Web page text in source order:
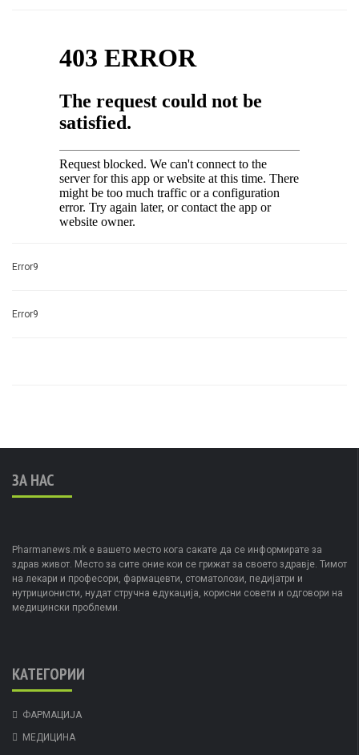
Error9
Error9
ЗА НАС
Pharmanews.mk е вашето место кога сакате да се информирате за
здрав живот. Место за сите оние кои се грижат за своето здравје. Тимот
на лекари и професори, фармацевти, стоматолози, педијатри и
нутриционисти, нудат стручна едукација, корисни совети и одговори на
медицински проблеми.
КАТЕГОРИИ
ФАРМАЦИЈА
МЕДИЦИНА